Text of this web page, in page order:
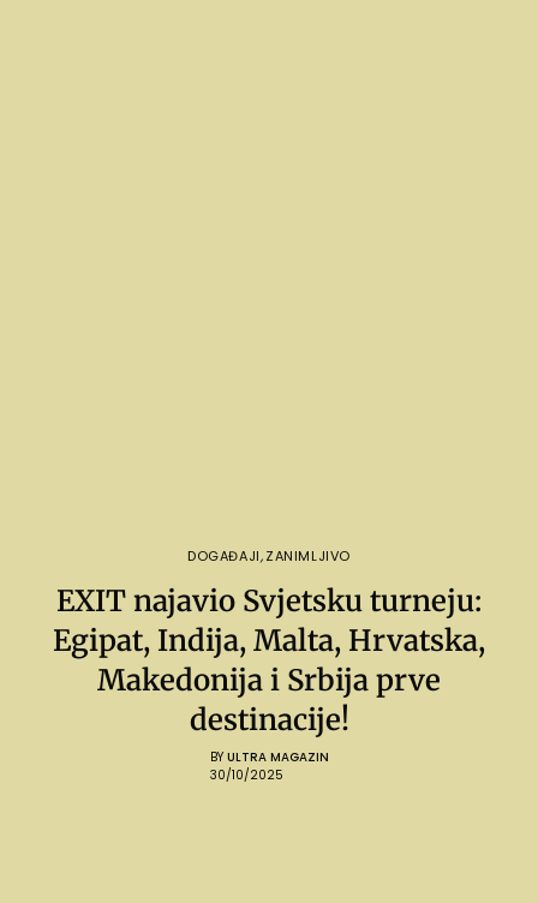
DOGAĐAJI,ZANIMLJIVO
EXIT najavio Svjetsku turneju:
Egipat, Indija, Malta, Hrvatska,
Makedonija i Srbija prve
destinacije!
BY ULTRA MAGAZIN
30/10/2025